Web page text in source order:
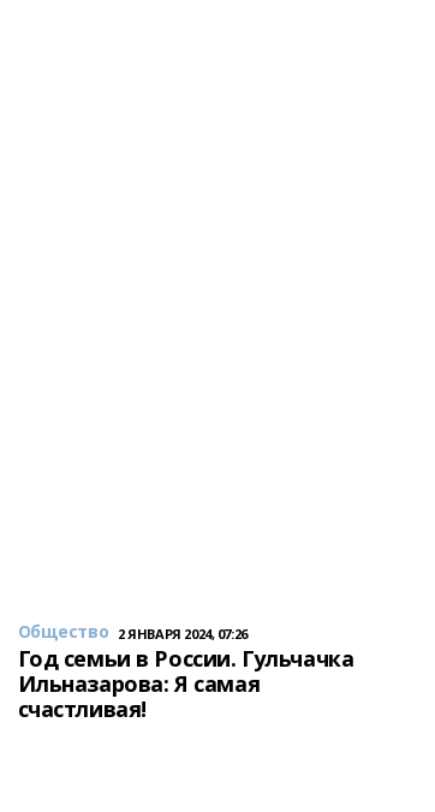
Общество 2 ЯНВАРЯ 2024, 07:26
Год семьи в России. Гульчачка
Ильназарова: Я самая
счастливая!